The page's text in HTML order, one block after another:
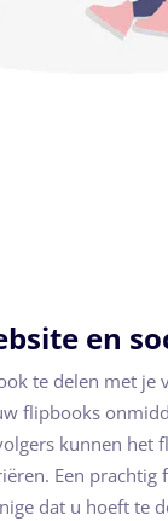
en
te delen met je
flipbooks
kunnen
Een
dat u hoeft te